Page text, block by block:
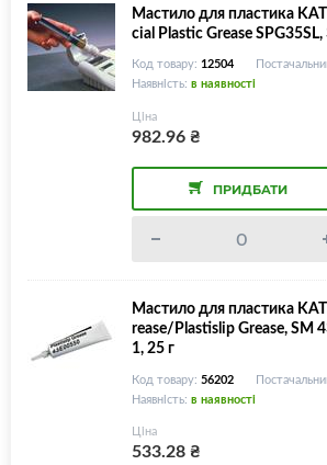
Мастило для пластика
cial Plastic Grease
Код товару: 12504
Наявність: в наявності
Ціна
982.96₴
ПРИДБАТИ
Мастило для пластика
rease/Plastislip Grease, SM
1, 25 г
Код товару: 56202
Наявність: в наявності
Ціна
533.28₴